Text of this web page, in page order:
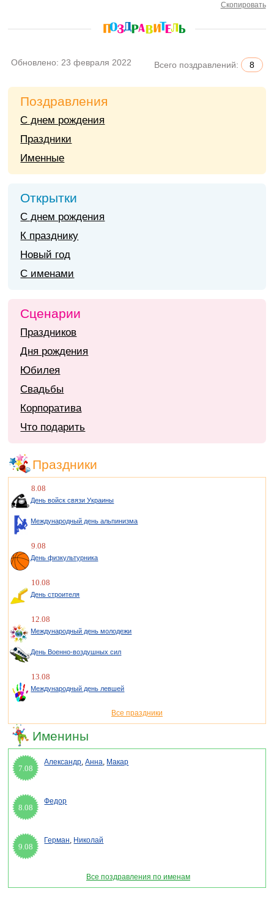
Скопировать
Обновлено: 23 февраля 2022 Всего поздравлений: 8
Поздравления
С днем рождения
Праздники
Именные
Открытки
С днем рождения
К празднику
Новый год
С именами
Сценарии
Праздников
Дня рождения
Юбилея
Свадьбы
Корпоратива
Что подарить
Праздники
8.08
День войск связи Украины
Международный день альпинизма
9.08
День физкультурника
10.08
День строителя
12.08
Международный день молодежи
День Военно-воздушных сил
13.08
Международный день левшей
Все праздники
Именины
7.08
Александр,Анна, Макар
8.08
Федор
9.08
Герман, Николай
Все поздравления по именам